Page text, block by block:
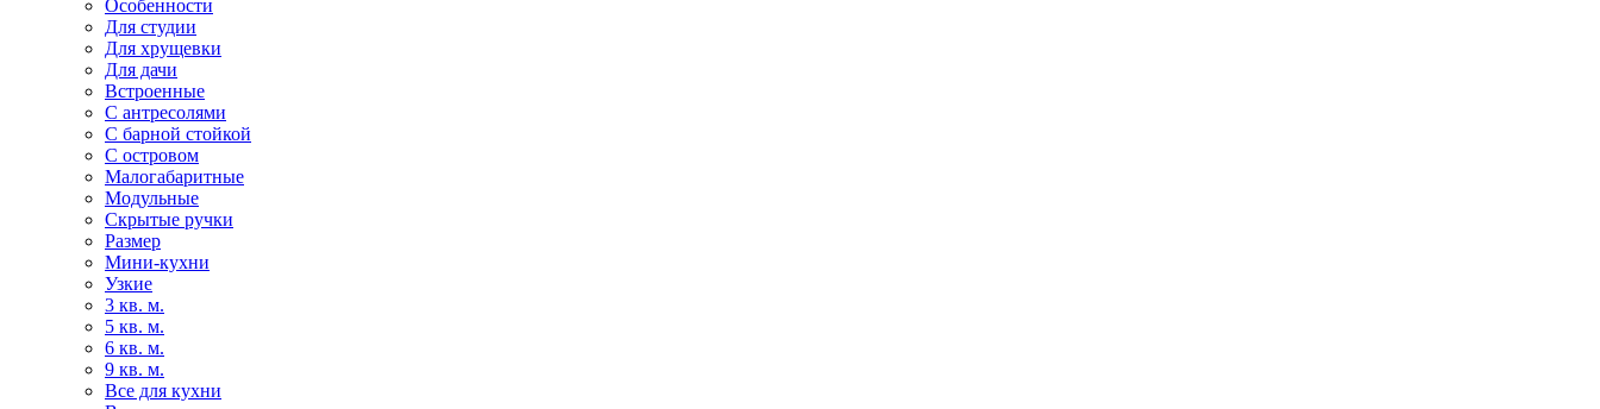
Особенности
Для студии
Для хрущевки
Для дачи
Встроенные
С антресолями
С барной стойкой
С островом
Малогабаритные
Модульные
Скрытые ручки
Размер
Мини-кухни
Узкие
3 кв. м.
5 кв. м.
6 кв. м.
9 кв. м.
Все для кухни